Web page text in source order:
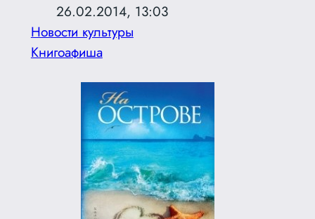
26.02.2014, 13:03
Новости культуры
Книгоафиша